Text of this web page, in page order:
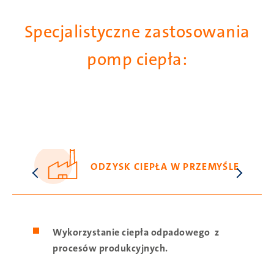
Specjalistyczne zastosowania
pomp ciepła:
SVG ODZYSK CIEPŁA W PRZEMYŚLE
Wykorzystanie ciepła odpadowego z
procesów produkcyjnych.